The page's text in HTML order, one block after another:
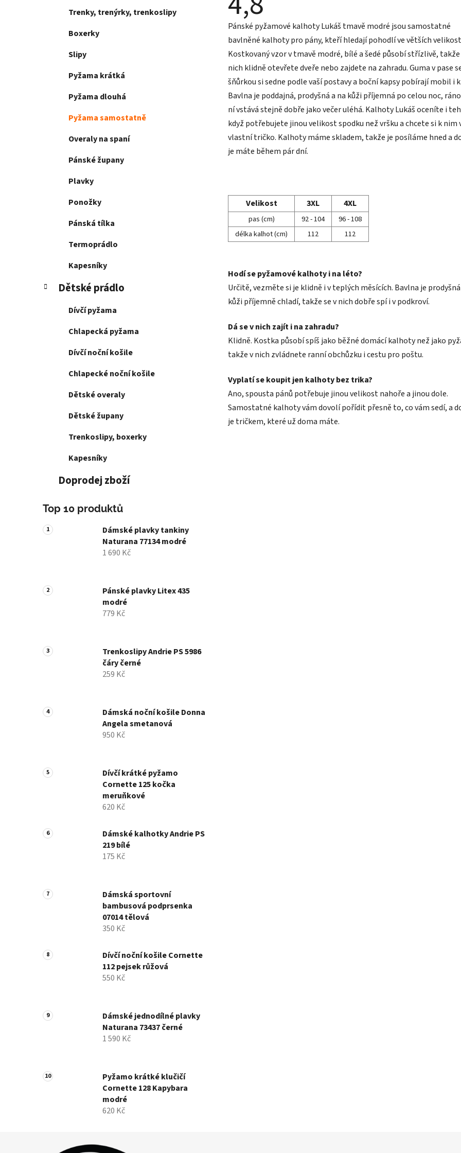
Trenky, trenýrky, trenkoslipy
Boxerky
Slipy
Pyžama krátká
Pyžama dlouhá
Pyžama samostatně
Overaly na spaní
Pánské župany
Plavky
Ponožky
Pánská tílka
Termoprádlo
Kapesníky
Dětské prádlo
Dívčí pyžama
Chlapecká pyžama
Dívčí noční košile
Chlapecké noční košile
Dětské overaly
Dětské župany
Trenkoslipy, boxerky
Kapesníky
Doprodej zboží
Top 10 produktů
Dámské plavky tankiny
Naturana 77134 modré
1 690 Kč
Pánské plavky Litex 435
modré
779 Kč
Trenkoslipy Andrie PS 5986
čáry černé
259 Kč
Dámská noční košile Donna
Angela smetanová
950 Kč
Dívčí krátké pyžamo
Cornette 125 kočka
meruňkové
620 Kč
Dámské kalhotky Andrie PS
219 bílé
175 Kč
Dámská sportovní
bambusová podprsenka
07014 tělová
350 Kč
Dívčí noční košile Cornette
112 pejsek růžová
550 Kč
Dámské jednodílné plavky
Naturana 73437 černé
1 590 Kč
Pyžamo krátké klučičí
Cornette 128 Kapybara
modré
620 Kč
4,8
5
hvězdiček.
Pánské pyžamové kalhoty Lukáš tmavě modré jsou samostatné
bavlněné kalhoty pro pány, kteří hledají pohodlí ve větších
Kostkovaný vzor v tmavě modré, bílé a šedé působí střízlivě, takže
nich klidně otevřete dveře nebo zajdete na zahradu. Guma v pase
šňůrkou si sedne podle vaší postavy a boční kapsy pobírají mobil i
Bavlna je poddajná, prodyšná a na kůži příjemná po celou noc,
ní vstává stejně dobře jako večer uléhá. Kalhoty Lukáš oceníte i
když potřebujete jinou velikost spodku než vršku a chcete si k nim
vlastní tričko. Kalhoty máme skladem, takže je posíláme hned a
je máte během pár dní.
Velikost 3XL 4XL
pas (cm) 92 - 104
96 - 108
délka kalhot (cm)
112 112
Hodí se pyžamové kalhoty i na léto?
Určitě, vezměte si je klidně i v teplých měsících. Bavlna je prodyšná
kůži příjemně chladí, takže se v nich dobře spí i v podkroví.
Dá se v nich zajít i na zahradu?
Klidně. Kostka působí spíš jako běžné domácí kalhoty než jako
takže v nich zvládnete ranní obchůzku i cestu pro poštu.
Vyplatí se koupit jen kalhoty bez trika?
Ano, spousta pánů potřebuje jinou velikost nahoře a jinou dole.
Samostatné kalhoty vám dovolí pořídit přesně to, co vám sedí, a
je tričkem, které už doma máte.